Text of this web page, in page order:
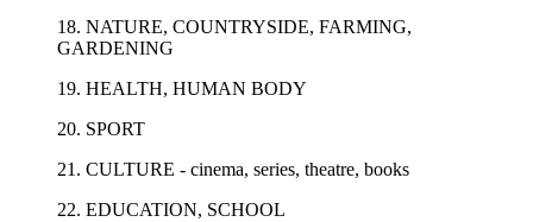
18. NATURE, COUNTRYSIDE, FARMING,
GARDENING
19. HEALTH, HUMAN BODY
20. SPORT
21. CULTURE - cinema, series, theatre, books
22. EDUCATION, SCHOOL